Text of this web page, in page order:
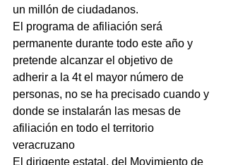
un millón de ciudadanos.
El programa de afiliación será
permanente durante todo este año y
pretende alcanzar el objetivo de
adherir a la 4t el mayor número de
personas, no se ha precisado cuando y
donde se instalarán las mesas de
afiliación en todo el territorio
veracruzano
El dirigente estatal, del Movimiento de